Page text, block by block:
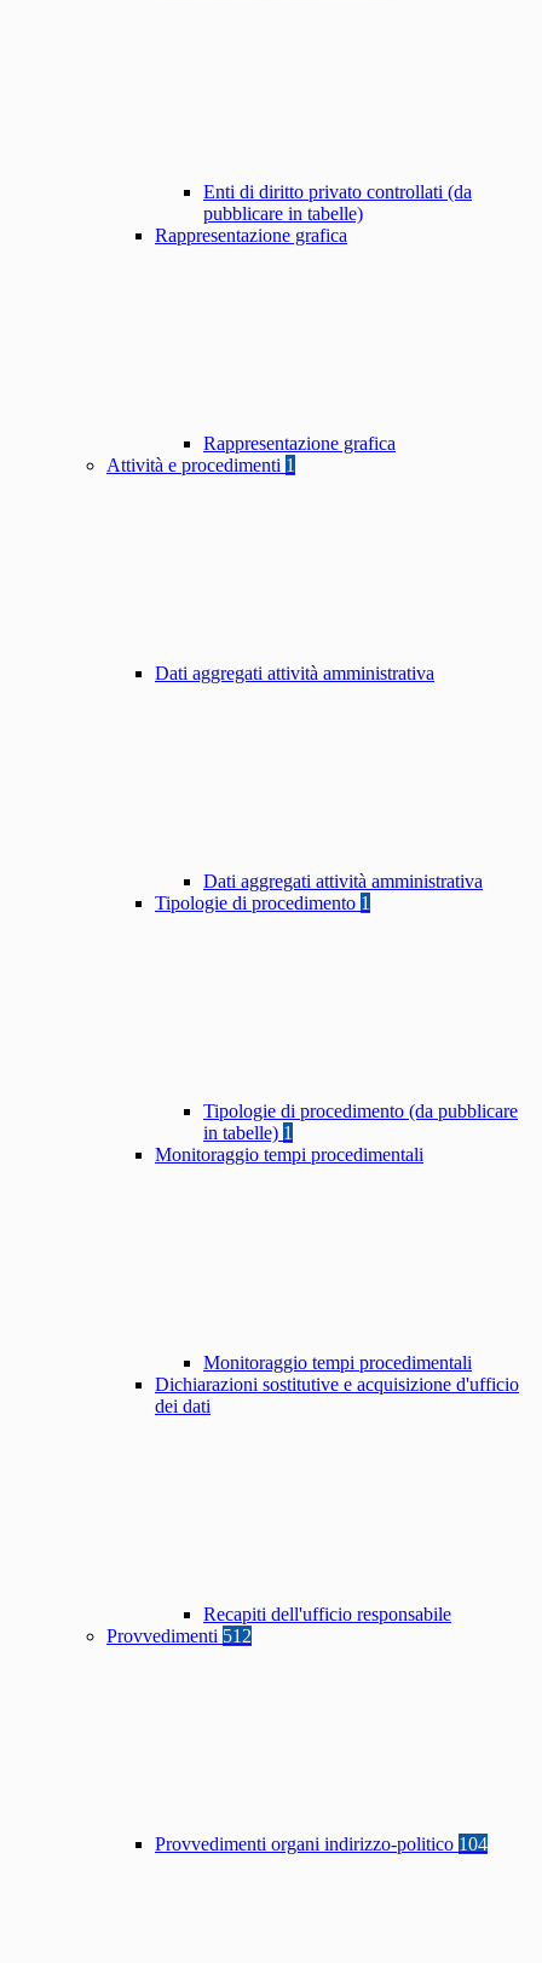
Enti di diritto privato controllati (da
pubblicare in tabelle)
Rappresentazione grafica
Rappresentazione grafica
Attività e procedimenti 1
Dati aggregati attività amministrativa
Dati aggregati attività amministrativa
Tipologie di procedimento 1
Tipologie di procedimento (da pubblicare
in tabelle) 1
Monitoraggio tempi procedimentali
Monitoraggio tempi procedimentali
Dichiarazioni sostitutive e acquisizione d'ufficio
dei dati
Recapiti dell'ufficio responsabile
Provvedimenti 512
Provvedimenti organi indirizzo-politico 104